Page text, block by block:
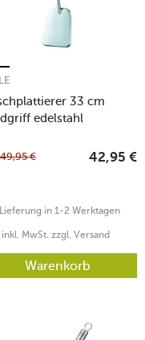
33 cm
edelstahl
Lieferung in 1-2 Werktagen
49,95 € 42,95 €
inkl. MwSt. zzgl. Versand
Warenkorb